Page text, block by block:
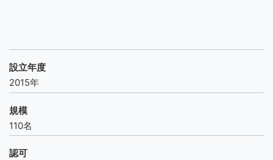
設立年度
2015年
規模
110名
認可